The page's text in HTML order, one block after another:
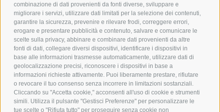
combinazione di dati provenienti da fonti diverse, sviluppare e
migliorare i servizi, utilizzare dati limitati per la selezione dei contenuti,
garantire la sicurezza, prevenire e rilevare frodi, correggere errori,
erogare e presentare pubblicità e contenuto, salvare e comunicare le
scelte sulla privacy, abbinare e combinare dati provenienti da altre
fonti di dati, collegare diversi dispositivi, identificare i dispositivi in
base alle informazioni trasmesse automaticamente, utilizzare dati di
geolocalizzazione precisi, riconoscere i dispositivi in base a
informazioni richieste attivamente. Puoi liberamente prestare, rifiutare
o revocare il tuo consenso senza incorrere in limitazioni sostanziali.
Cliccando su "Accetta cookie," acconsenti all'uso di cookie e strumenti
simili. Utilizza il pulsante "Gestisci Preferenze" per personalizzare le
tue scelte o "Rifiuta tutto" per proseguire senza cookie non
AZIENDA
CHI SIAMO
MARCHI TRATTATI
CONDOMINI